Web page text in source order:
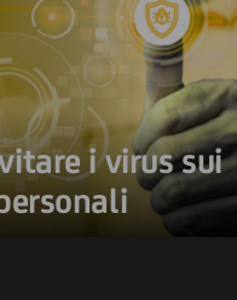
i virus sui